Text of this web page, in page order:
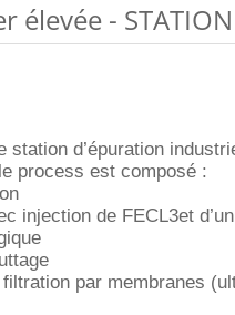
élevée -
station d’épuration
process est composé :
injection de FECL3et
filtration par membranes